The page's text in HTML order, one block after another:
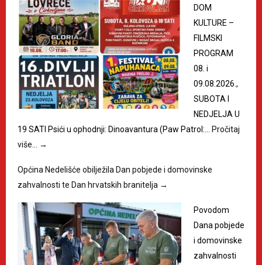
DOM
KULTURE –
FILMSKI
PROGRAM
08. i
09.08.2026.,
SUBOTA I
NEDJELJA U
19 SATI Psići u ophodnji: Dinoavantura (Paw Patrol:…
Pročitaj
više…
→
Općina Nedelišće obilježila Dan pobjede i domovinske
zahvalnosti te Dan hrvatskih branitelja →
Povodom
Dana pobjede
i domovinske
zahvalnosti